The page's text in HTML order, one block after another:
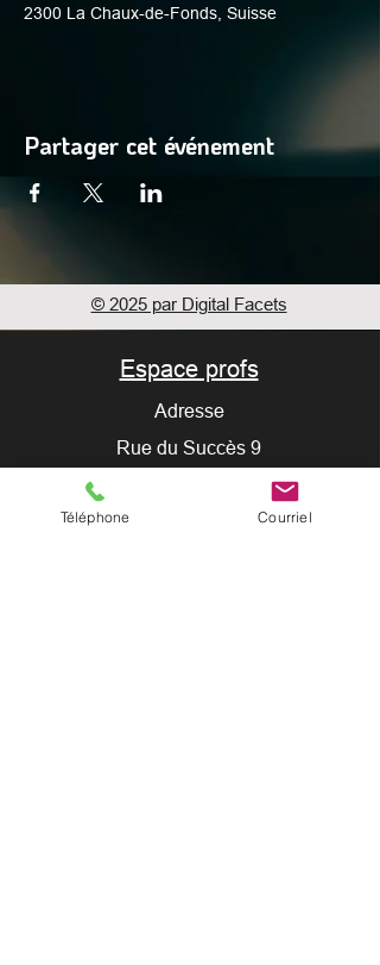
2300 La Chaux-de-Fonds, Suisse
Partager cet événement
© 2025 par Digital Facets
Espace profs
Adresse
Rue du Succès 9
2300 La Chaux-de-Fonds
Téléphone Courriel